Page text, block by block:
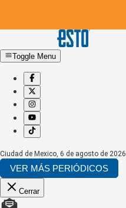
Toggle Menu
Ciudad de Mexico, 6 de agosto de 2026
VER MÁS PERIÓDICOS
Cerrar